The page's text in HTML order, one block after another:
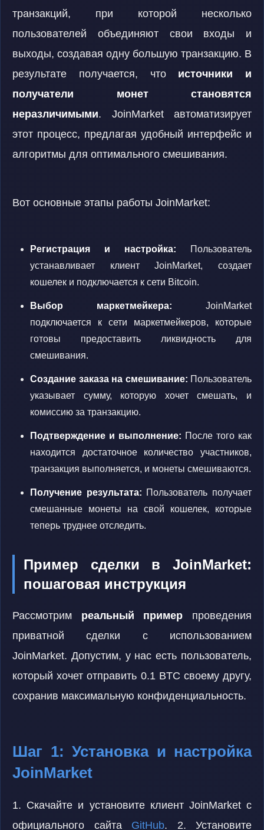
транзакций, при которой несколько
пользователей объединяют свои входы и
выходы, создавая одну большую транзакцию. В
результате получается, что источники и
получатели монет становятся
неразличимыми. JoinMarket автоматизирует
этот процесс, предлагая удобный интерфейс и
алгоритмы для оптимального смешивания.
Вот основные этапы работы JoinMarket:
Регистрация и настройка: Пользователь
устанавливает клиент JoinMarket, создает
кошелек и подключается к сети Bitcoin.
Выбор маркетмейкера: JoinMarket
подключается к сети маркетмейкеров, которые
готовы предоставить ликвидность для
смешивания.
Создание заказа на смешивание: Пользователь
указывает сумму, которую хочет смешать, и
комиссию за транзакцию.
Подтверждение и выполнение: После того как
находится достаточное количество участников,
транзакция выполняется, и монеты смешиваются.
Получение результата: Пользователь получает
смешанные монеты на свой кошелек, которые
теперь труднее отследить.
Пример сделки в JoinMarket:
пошаговая инструкция
Рассмотрим реальный пример проведения
приватной сделки с использованием
JoinMarket. Допустим, у нас есть пользователь,
который хочет отправить 0.1 BTC своему другу,
сохранив максимальную конфиденциальность.
Шаг 1: Установка и настройка
JoinMarket
1. Скачайте и установите клиент JoinMarket с
официального сайта GitHub. 2. Установите